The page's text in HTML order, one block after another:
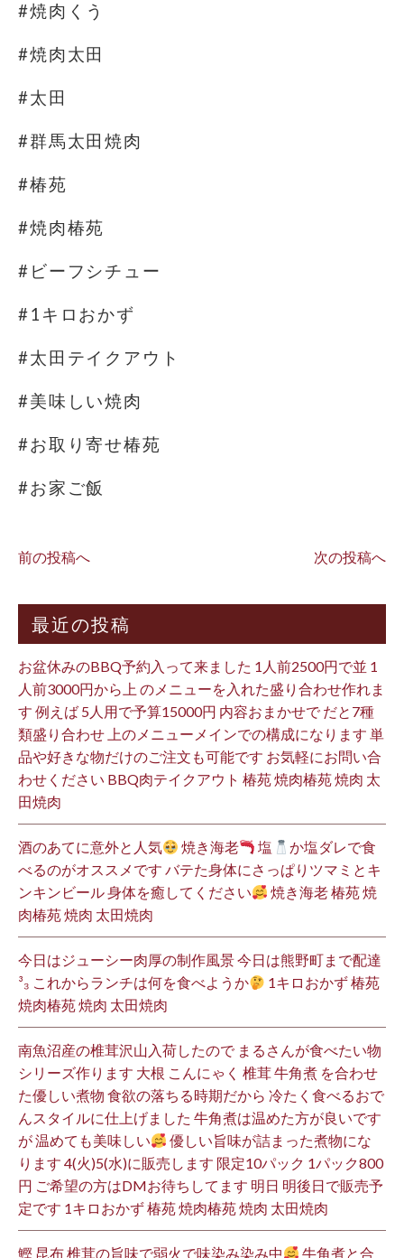
#焼肉くう
#焼肉太田
#太田
#群馬太田焼肉
#椿苑
#焼肉椿苑
#ビーフシチュー
#1キロおかず
#太田テイクアウト
#美味しい焼肉
#お取り寄せ椿苑
#お家ご飯
前の投稿へ 次の投稿へ
最近の投稿
お盆休みのBBQ予約入って来ました 1人前2500円で並 1
人前3000円から上 のメニューを入れた盛り合わせ作れま
す 例えば 5人用で予算15000円 内容おまかせで だと7種
類盛り合わせ 上のメニューメインでの構成になります 単
品や好きな物だけのご注文も可能です お気軽にお問い合
わせください BBQ肉テイクアウト 椿苑 焼肉椿苑 焼肉 太
田焼肉
酒のあてに意外と人気 焼き海老 塩
か塩ダレで食
べるのがオススメです バテた身体にさっぱりツマミとキ
ンキンビール 身体を癒してください
焼き海老 椿苑 焼
肉椿苑 焼肉 太田焼肉
今日はジューシー肉厚の制作風景 今日は熊野町まで配達
³₃ これからランチは何を食べようか
1キロおかず 椿苑
焼肉椿苑 焼肉 太田焼肉
南魚沼産の椎茸沢山入荷したので まるさんが食べたい物
シリーズ作ります 大根 こんにゃく 椎茸 牛角煮 を合わせ
た優しい煮物 食欲の落ちる時期だから 冷たく食べるおで
んスタイルに仕上げました 牛角煮は温めた方が良いです
が 温めても美味しい
優しい旨味が詰まった煮物にな
ります 4(火)5(水)に販売します 限定10パック 1パック800
円 ご希望の方はDMお待ちしてます 明日 明後日で販売予
定です 1キロおかず 椿苑 焼肉椿苑 焼肉 太田焼肉
鰹 昆布 椎茸の旨味で弱火で味染み染み中 牛角煮と合